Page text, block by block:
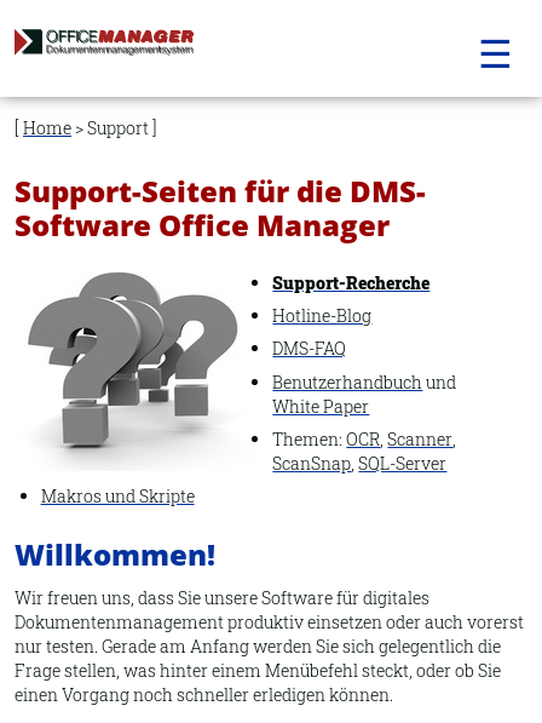
Navigation
☰
Home > Support
Support-Seiten für die DMS-
Software Office Manager
Support-Recherche
Hotline-Blog
DMS-FAQ
Benutzerhandbuch und
White Paper
Themen:OCR ,Scanner
ScanSnap ,SQL-Server
Makros und Skripte
Willkommen!
Wir freuen uns, dass Sie unsere Software für digitales
Dokumentenmanagement produktiv einsetzen oder auch vorerst
nur testen. Gerade am Anfang werden Sie sich gelegentlich die
Frage stellen, was hinter einem Menübefehl steckt, oder ob Sie
einen Vorgang noch schneller erledigen können.